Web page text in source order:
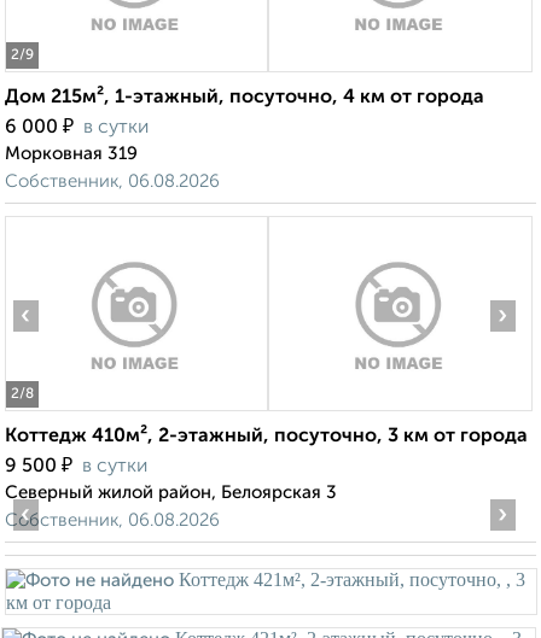
2/9
Дом 215м², 1-этажный, посуточно, 4 км от города
6 000 ₽ в сутки
Морковная 319
Собственник, 06.08.2026
2/8
‹ ›
Коттедж 410м², 2-этажный, посуточно, 3 км от города
9 500 ₽ в сутки
Северный жилой район, Белоярская 3
Собственник, 06.08.2026
‹ ›